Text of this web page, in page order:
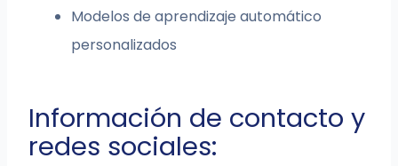
Modelos de aprendizaje automático
personalizados
Información de contacto y
redes sociales: